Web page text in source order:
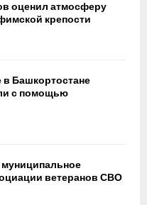
оценил атмосферу
крепости
Башкортостане
с помощью
ветеранов СВО